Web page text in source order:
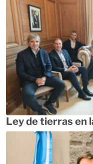
Ley de tierras en